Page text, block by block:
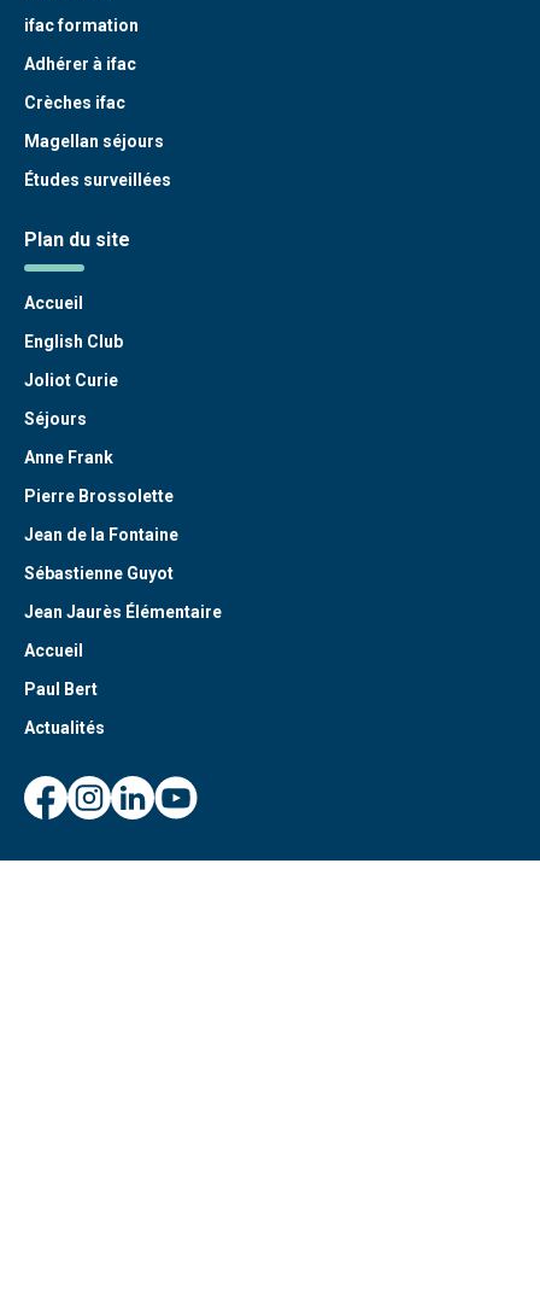
ifac formation
Adhérer à ifac
Crèches ifac
Magellan séjours
Études surveillées
Plan du site
Accueil
English Club
Joliot Curie
Séjours
Anne Frank
Pierre Brossolette
Jean de la Fontaine
Sébastienne Guyot
Jean Jaurès Élémentaire
Accueil
Paul Bert
Actualités